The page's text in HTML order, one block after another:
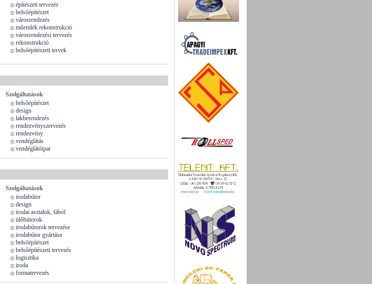
építészeti tervezés
belsőépítészet
városrendezés
műemlék rekonstrukció
városrendezési tervezés
rekonstrukció
belsőépítészeti tervek
Szolgáltatások
belsőépítészet
design
lakberendezés
rendezvényszervezés
rendezvény
vendéglátás
vendéglátóipar
Szolgáltatások
irodabútor
design
irodai asztalok, fából
ülőbútorok
irodabútorok tervezése
irodabútor gyártása
belsőépítészet
belsőépítészeti tervezés
logisztika
iroda
formatervezés